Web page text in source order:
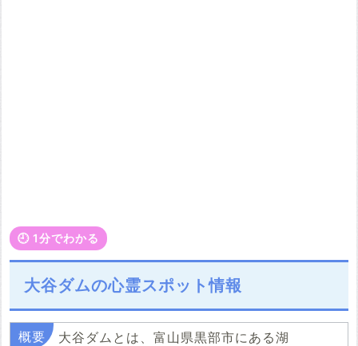
🕘️ 1分でわかる
大谷ダムの心霊スポット情報
大谷ダムとは、富山県黒部市にある湖